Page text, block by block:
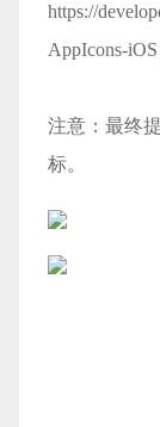
https://
AppIcons-iOS
注意：最终
标。